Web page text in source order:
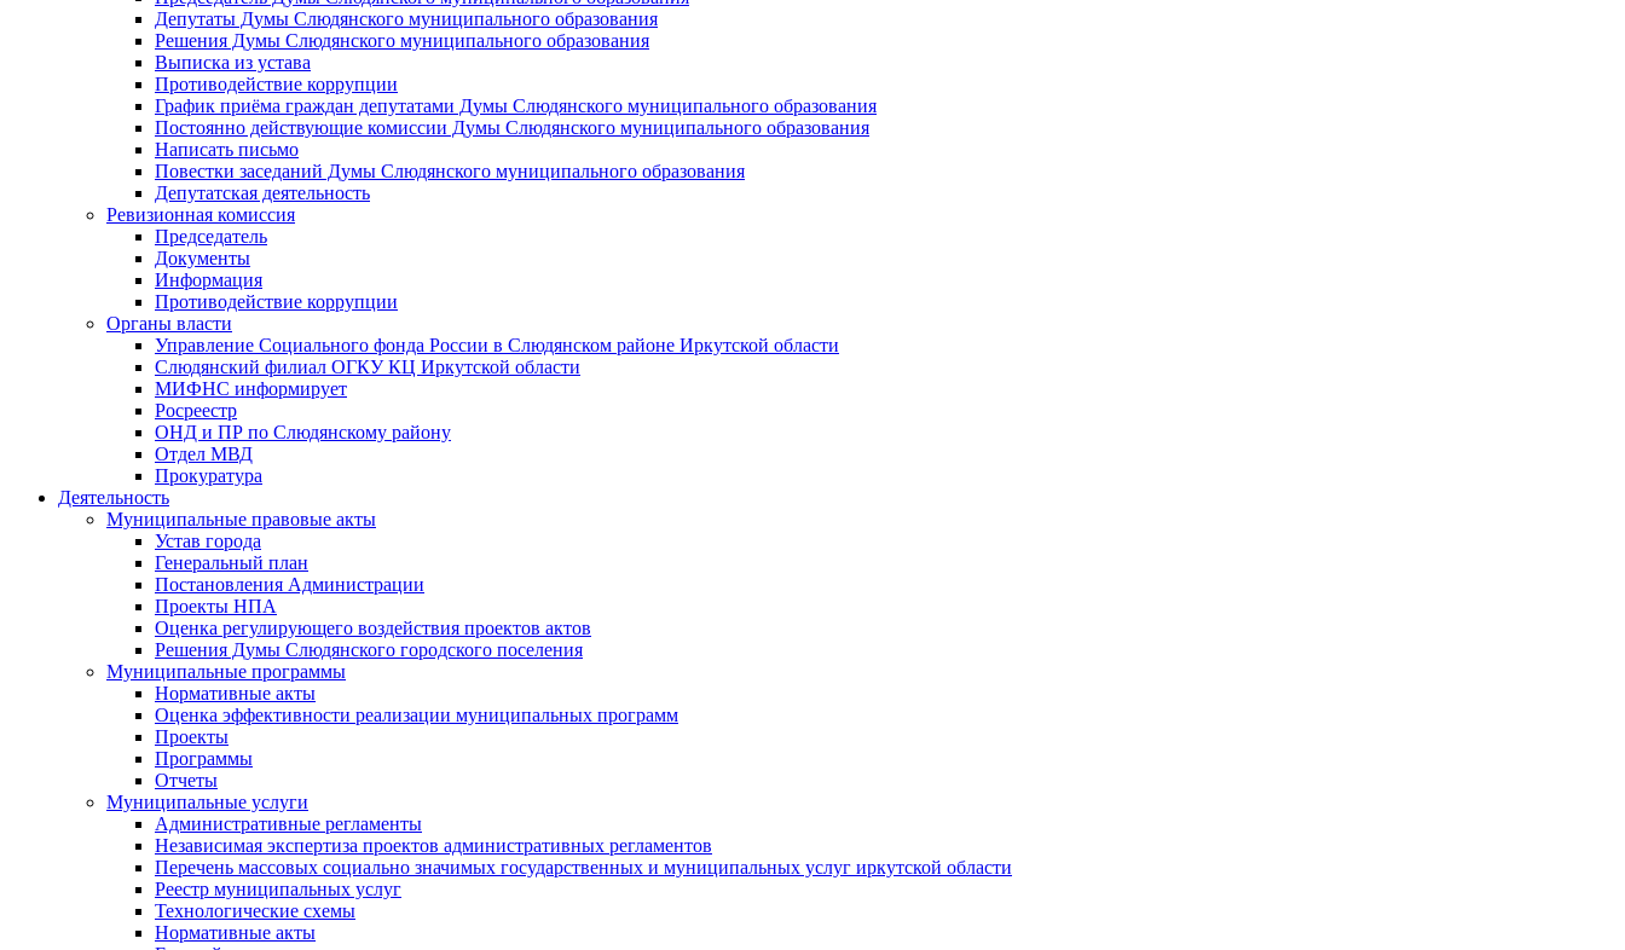
Депутаты Думы Слюдянского муниципального образования
Решения Думы Слюдянского муниципального образования
Выписка из устава
Противодействие коррупции
График приёма граждан депутатами Думы Слюдянского муниципального образования
Постоянно действующие комиссии Думы Слюдянского муниципального образования
Написать письмо
Повестки заседаний Думы Слюдянского муниципального образования
Депутатская деятельность
Ревизионная комиссия
Председатель
Документы
Информация
Противодействие коррупции
Органы власти
Управление Социального фонда России в Слюдянском районе Иркутской области
Слюдянский филиал ОГКУ КЦ Иркутской области
МИФНС информирует
Росреестр
ОНД и ПР по Слюдянскому району
Отдел МВД
Прокуратура
Деятельность
Муниципальные правовые акты
Устав города
Генеральный план
Постановления Администрации
Проекты НПА
Оценка регулирующего воздействия проектов актов
Решения Думы Слюдянского городского поселения
Муниципальные программы
Нормативные акты
Оценка эффективности реализации муниципальных программ
Проекты
Программы
Отчеты
Муниципальные услуги
Административные регламенты
Независимая экспертиза проектов административных регламентов
Перечень массовых социально значимых государственных и муниципальных услуг иркутской области
Реестр муниципальных услуг
Технологические схемы
Нормативные акты